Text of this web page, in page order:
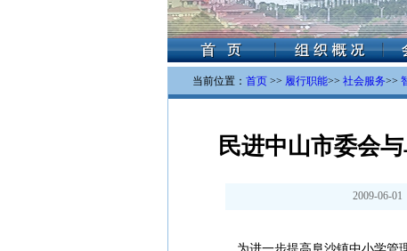
当前位置： 首页 >> 履行职能>> 社会服务>>
民进中山市委会
2009-06-01